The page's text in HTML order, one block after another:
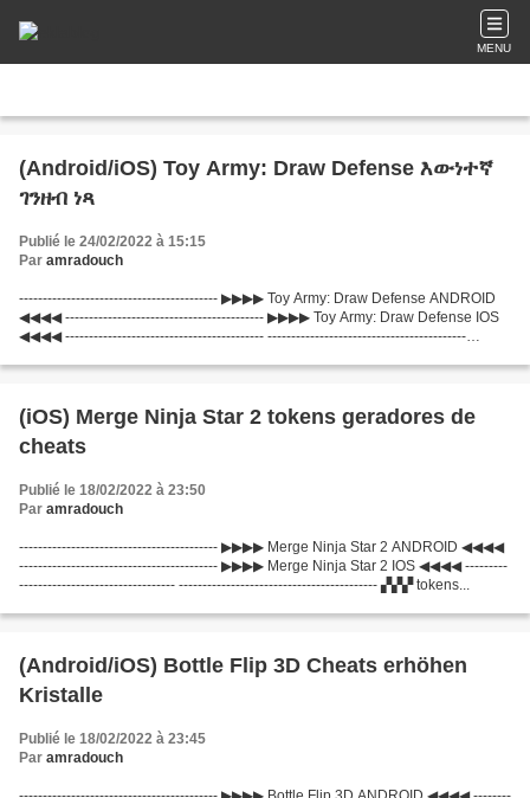
MENU
(Android/iOS) Toy Army: Draw Defense እውነተኛ
ገንዘብ ነጻ
Publié le 24/02/2022 à 15:15
Par amradouch
------------------------------------------ ▶▶▶▶ Toy Army: Draw Defense ANDROID
◀◀◀◀ ------------------------------------------ ▶▶▶▶ Toy Army: Draw Defense IOS
◀◀◀◀ ------------------------------------------ ------------------------------------------
(iOS) Merge Ninja Star 2 tokens geradores de
cheats
Publié le 18/02/2022 à 23:50
Par amradouch
------------------------------------------ ▶▶▶▶ Merge Ninja Star 2 ANDROID ◀◀◀◀
------------------------------------------ ▶▶▶▶ Merge Ninja Star 2 IOS ◀◀◀◀ ---------
--------------------------------- ------------------------------------------ ▞▞▞ tokens...
(Android/iOS) Bottle Flip 3D Cheats erhöhen
Kristalle
Publié le 18/02/2022 à 23:45
Par amradouch